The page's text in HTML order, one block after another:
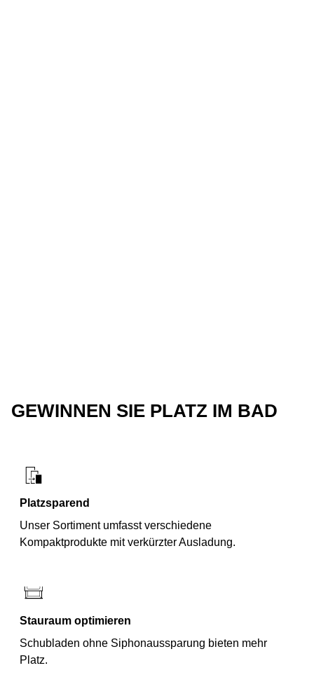
GEWINNEN SIE PLATZ IM BAD
Platzsparend
Unser Sortiment umfasst verschiedene
Kompaktprodukte mit verkürzter Ausladung.
Stauraum optimieren
Schubladen ohne Siphonaussparung bieten mehr
Platz.